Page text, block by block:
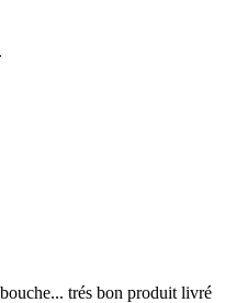
trés bon produit livré